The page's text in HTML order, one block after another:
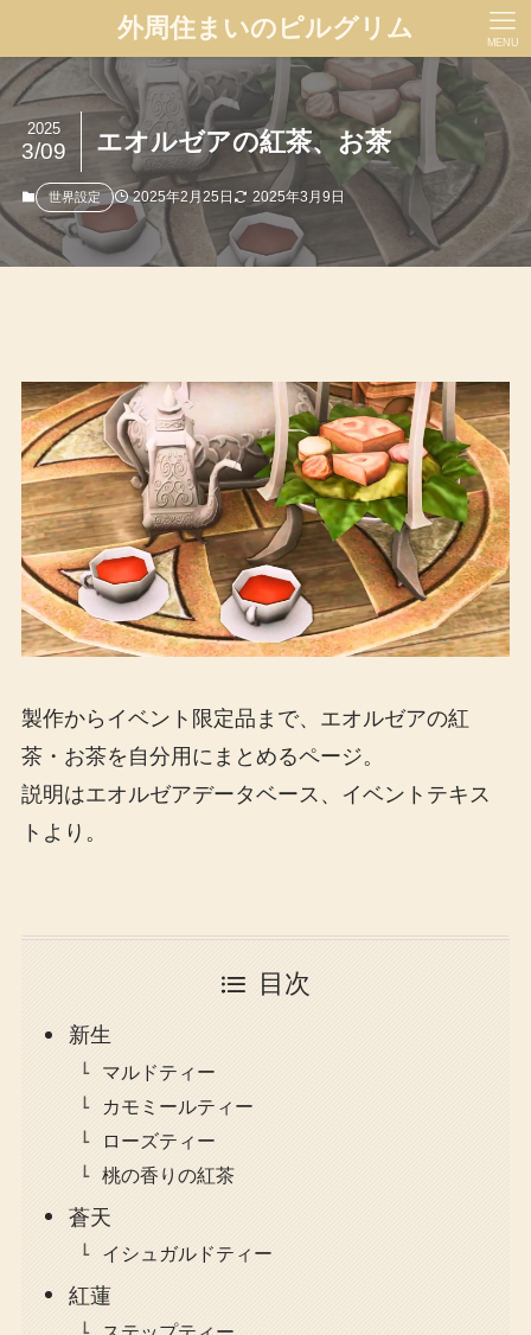
外周住まいのピルグリム MENU
エオルゼアの紅茶、お茶
2025
3/09
世界設定 2025年2月25日 2025年3月9日
製作からイベント限定品まで、エオルゼアの紅
茶・お茶を自分用にまとめるページ。
説明はエオルゼアデータベース、イベントテキス
トより。
目次
新生
マルドティー
カモミールティー
ローズティー
桃の香りの紅茶
蒼天
イシュガルドティー
紅蓮